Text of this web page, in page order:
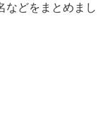
などをまとめまし